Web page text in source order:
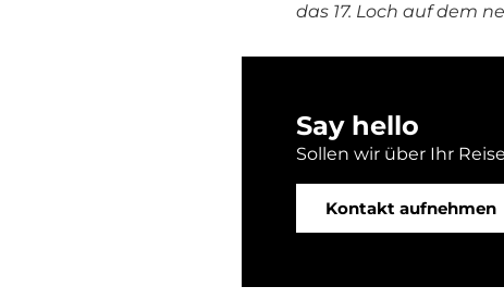
das 17. Loch auf dem
Say hello
Sollen wir über Ihr
Kontakt aufnehmen